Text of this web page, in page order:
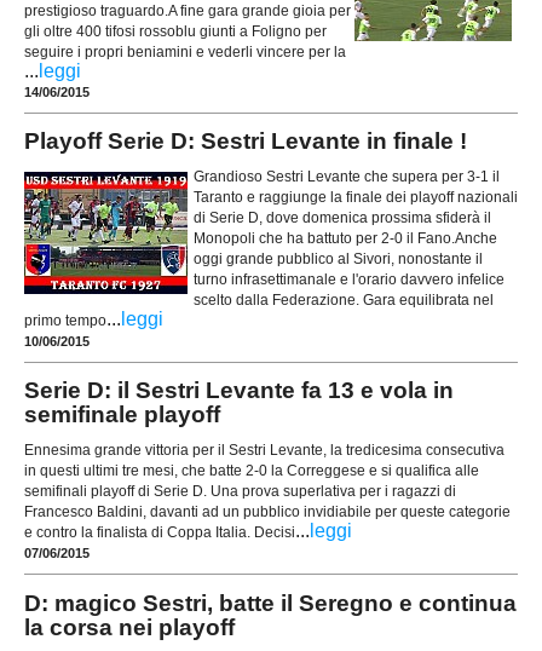
prestigioso traguardo.A fine gara grande gioia per
gli oltre 400 tifosi rossoblu giunti a Foligno per
seguire i propri beniamini e vederli vincere per la
... leggi
14/06/2015
Playoff Serie D: Sestri Levante in finale !
Grandioso Sestri Levante che supera per 3-1 il
Taranto e raggiunge la finale dei playoff nazionali
di Serie D, dove domenica prossima sfiderà il
Monopoli che ha battuto per 2-0 il Fano.Anche
oggi grande pubblico al Sivori, nonostante il
turno infrasettimanale e l'orario davvero infelice
scelto dalla Federazione. Gara equilibrata nel
primo tempo... leggi
10/06/2015
Serie D: il Sestri Levante fa 13 e vola in
semifinale playoff
Ennesima grande vittoria per il Sestri Levante, la tredicesima consecutiva
in questi ultimi tre mesi, che batte 2-0 la Correggese e si qualifica alle
semifinali playoff di Serie D. Una prova superlativa per i ragazzi di
Francesco Baldini, davanti ad un pubblico invidiabile per queste categorie
e contro la finalista di Coppa Italia. Decisi... leggi
07/06/2015
D: magico Sestri, batte il Seregno e continua
la corsa nei playoff